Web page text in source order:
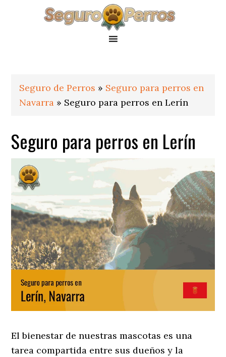
Seguro de Perros » Seguro para perros en
Navarra » Seguro para perros en Lerín
Seguro para perros en Lerín
El bienestar de nuestras mascotas es una
tarea compartida entre sus dueños y la